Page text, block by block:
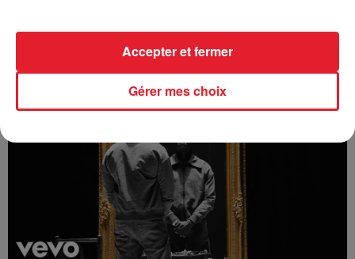
Bizzy - Angelina (feat. Innoss'B)
Gérer mes choix
Accepter et fermer